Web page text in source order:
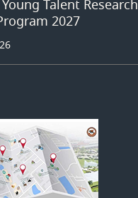
Talent Research
2027